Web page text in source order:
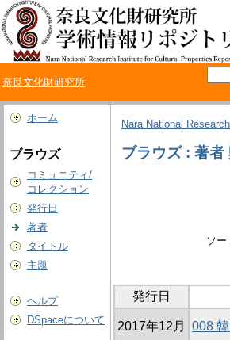
奈良文化財研究所
ホーム
ブラウズ
コミュニティ/
コレクション
発行日
著者
タイトル
主題
ヘルプ
DSpaceについて
Nara National
ブラウズ : 著者
ソー
発行日
2017年12月 008